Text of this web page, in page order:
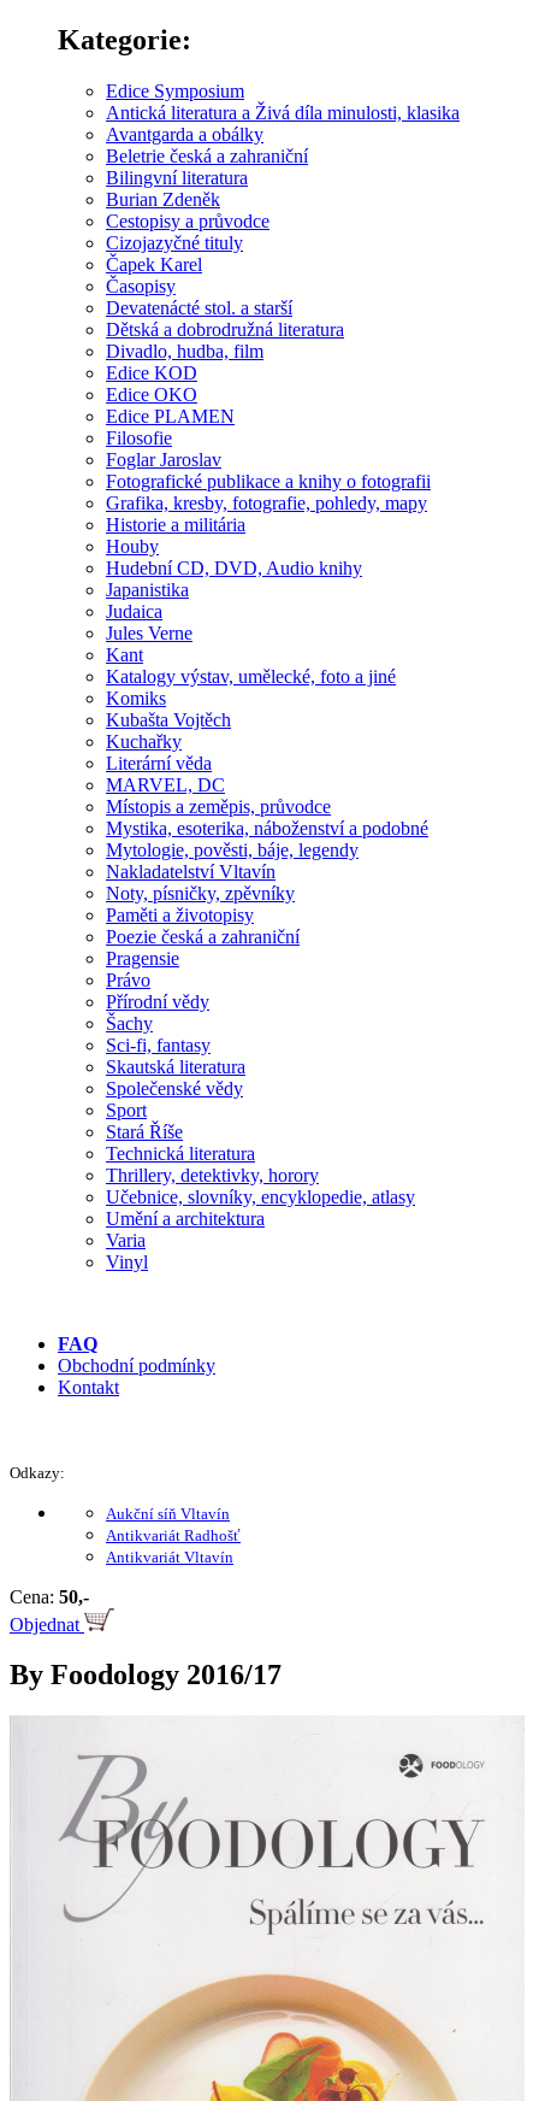
Kategorie:
Edice Symposium
Antická literatura a Živá díla minulosti, klasika
Avantgarda a obálky
Beletrie česká a zahraniční
Bilingvní literatura
Burian Zdeněk
Cestopisy a průvodce
Cizojazyčné tituly
Čapek Karel
Časopisy
Devatenácté stol. a starší
Dětská a dobrodružná literatura
Divadlo, hudba, film
Edice KOD
Edice OKO
Edice PLAMEN
Filosofie
Foglar Jaroslav
Fotografické publikace a knihy o fotografii
Grafika, kresby, fotografie, pohledy, mapy
Historie a militária
Houby
Hudební CD, DVD, Audio knihy
Japanistika
Judaica
Jules Verne
Kant
Katalogy výstav, umělecké, foto a jiné
Komiks
Kubašta Vojtěch
Kuchařky
Literární věda
MARVEL, DC
Místopis a zeměpis, průvodce
Mystika, esoterika, náboženství a podobné
Mytologie, pověsti, báje, legendy
Nakladatelství Vltavín
Noty, písničky, zpěvníky
Paměti a životopisy
Poezie česká a zahraniční
Pragensie
Právo
Přírodní vědy
Šachy
Sci-fi, fantasy
Skautská literatura
Společenské vědy
Sport
Stará Říše
Technická literatura
Thrillery, detektivky, horory
Učebnice, slovníky, encyklopedie, atlasy
Umění a architektura
Varia
Vinyl
FAQ
Obchodní podmínky
Kontakt
Odkazy:
Aukční síň Vltavín
Antikvariát Radhošť
Antikvariát Vltavín
Cena: 50,-
Objednat
By Foodology 2016/17